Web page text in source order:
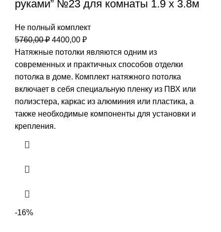
руками” №23 для комнаты 1.9 х 3.8м
Не полный комплект
5760,00₽ Первоначальная
цена
составляла
5760,00 ₽.
4400,00 ₽Текущая
цена:
4400,00 ₽.
Натяжные потолки являются одним из
современных и практичных способов отделки
потолка в доме. Комплект натяжного потолка
включает в себя специальную пленку из ПВХ или
полиэстера, каркас из алюминия или пластика, а
также необходимые компоненты для установки и
крепления.
-16%